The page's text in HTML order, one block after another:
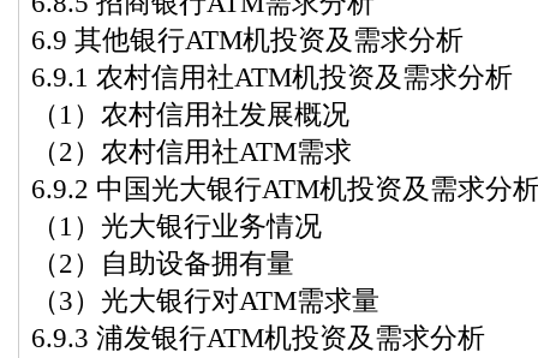
6.9 其他银行ATM机投资及需求分析
6.9.1 农村信用社ATM机投资及需求分析
（1）农村信用社发展概况
（2）农村信用社ATM需求
6.9.2 中国光大银行ATM机投资及需求分
（1）光大银行业务情况
（2）自助设备拥有量
（3）光大银行对ATM需求量
6.9.3 浦发银行ATM机投资及需求分析